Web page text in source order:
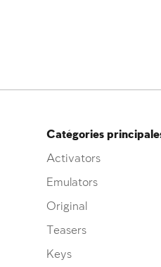
Catégories
Activators
Emulators
Original
Teasers
Keys